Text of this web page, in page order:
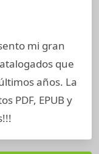
mi gran
que
años. La
PDF, EPUB y